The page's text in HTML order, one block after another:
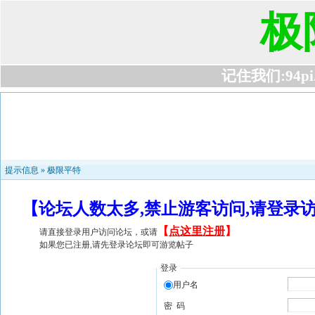
极
记住我们
提示信息 » 极限平特
【论坛人数太多,禁止游客访问,请登
请直接登录用户访问论坛，或请 【 点这里注册】
如果您已注册,请先登录论坛即可游览帖子
登录
用户名
密 码